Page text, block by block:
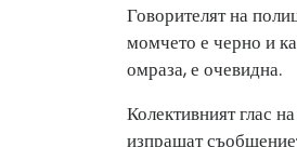
Говорителят на
момчето е черно и
омраза, е очевидна.
Колективният глас
изпращат